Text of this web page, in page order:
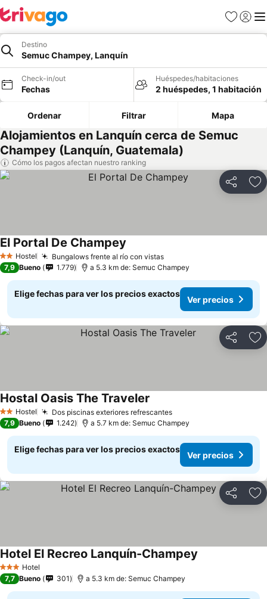
Favoritos
Iniciar
Destino
Semuc Champey, Lanquín
Check-in/out
Fechas
Huéspedes/habitaciones
2 huéspedes, 1 habitación
Ordenar Filtrar Mapa
Alojamientos en Lanquín cerca de Semuc
Champey (Lanquín, Guatemala)
Cómo los pagos afectan nuestro ranking
Compartir
2 Estrellas
Hostel Bungalows frente al río con vistasVer precios
El Portal De Champey
7,9 Bueno 1.779 a 5.3 km de: Semuc Champey
Elige fechas para ver los precios exactos
Ver precios
Compartir
2 Estrellas
Hostel Dos piscinas exteriores refrescantesVer precios
Hostal Oasis The Traveler
7,9 Bueno 1.242 a 5.7 km de: Semuc Champey
Elige fechas para ver los precios exactos
Ver precios
Compartir
3 Estrellas
Hotel
Hotel El Recreo Lanquín-Champey
7,7 Bueno 301 a 5.3 km de: Semuc Champey